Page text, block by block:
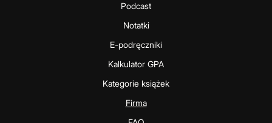
Podcast
Notatki
E-podręczniki
Kalkulator GPA
Kategorie książek
Firma